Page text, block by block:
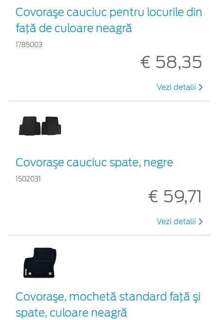
Covoraşe cauciuc pentru locurile din
față de culoare neagră
1785003
€ 58,35
Vezi detalii
Covoraşe cauciuc spate, negre
1502031
€ 59,71
Vezi detalii
Covoraşe, mochetă standard faţă şi
spate, culoare neagră